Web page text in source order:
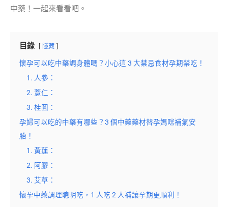
中藥！一起來看看吧。
目錄 隱藏
懷孕可以吃中藥調身體嗎？小心這 3 大禁忌食材孕期禁吃！
1. 人參：
2. 薏仁：
3. 桂圓：
孕婦可以吃的中藥有哪些？3 個中藥藥材替孕媽咪補氣安
胎！
1. 黃蓮：
2. 阿膠：
3. 艾草：
懷孕中藥調理聰明吃，1 人吃 2 人補讓孕期更順利！